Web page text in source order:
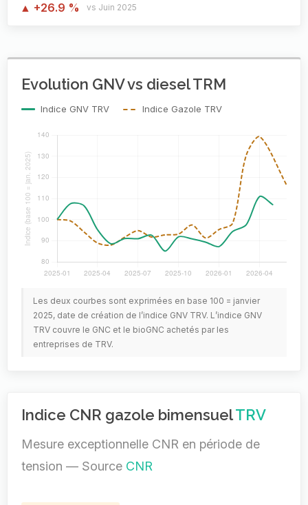
▲ +26.9 % vs Juin 2025
Evolution GNV vs diesel TRM
Indice GNV TRV Indice Gazole TRV
Les deux courbes sont exprimées en base 100 = janvier
2025, date de création de l’indice GNV TRV. L’indice GNV
TRV couvre le GNC et le bioGNC achetés par les
entreprises de TRV.
Indice CNR gazole bimensuelTRV
Mesure exceptionnelle CNR en période de
tension — Source CNR